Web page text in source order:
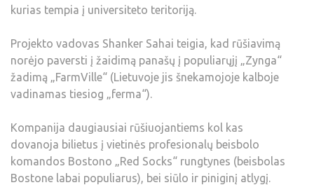
kurias tempia į universiteto teritoriją.
Projekto vadovas Shanker Sahai teigia, kad rūšiavimą
norėjo paversti į žaidimą panašų į populiarųjį „Zynga“
žadimą „FarmVille“ (Lietuvoje jis šnekamojoje kalboje
vadinamas tiesiog „ferma“).
Kompanija daugiausiai rūšiuojantiems kol kas
dovanoja bilietus į vietinės profesionalų beisbolo
komandos Bostono „Red Socks“ rungtynes (beisbolas
Bostone labai populiarus), bei siūlo ir piniginį atlygį.